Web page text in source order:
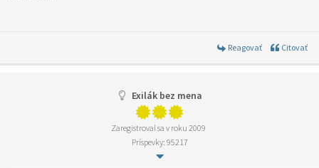
Reagovať Citovať
Exilák bez mena
Zaregistroval sa v roku 2009
Príspevky: 95217